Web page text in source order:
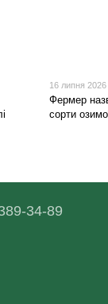
16 липня 2026
Фермер
сорти
34-89